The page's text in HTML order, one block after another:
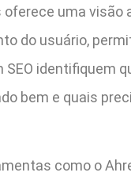
oferece uma visão
do usuário,
identifiquem
bem e quais
como o